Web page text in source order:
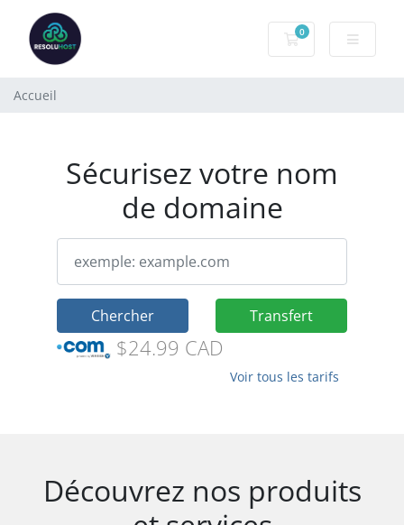
0
Votre panier
Accueil
Sécurisez votre nom
de domaine
Chercher Transfert
$24.99 CAD
Voir tous les tarifs
Découvrez nos produits